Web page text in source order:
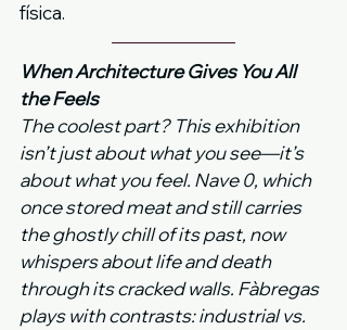
física.
When Architecture Gives You All
the Feels
The coolest part? This exhibition
isn’t just about what you see—it’s
about what you feel. Nave 0, which
once stored meat and still carries
the ghostly chill of its past, now
whispers about life and death
through its cracked walls. Fàbregas
plays with contrasts: industrial vs.